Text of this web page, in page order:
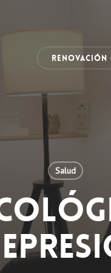
RENOVACIÓN
Salud